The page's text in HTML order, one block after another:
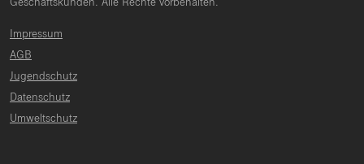
Impressum
AGB
Jugendschutz
Datenschutz
Umweltschutz